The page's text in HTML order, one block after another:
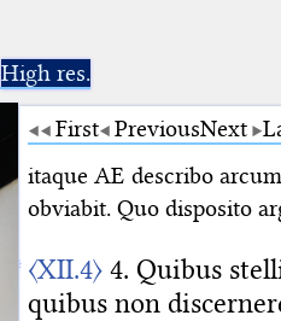
High res.
First PreviousNext
itaque AE describo
obviabit. Quo disposito
〈XII.4〉 4. Quibus
quibus non